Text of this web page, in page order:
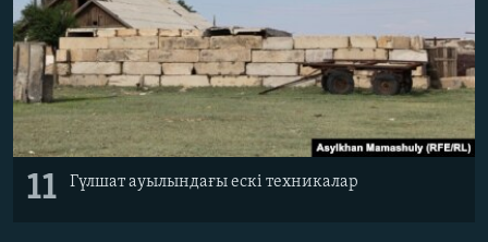
11 Гүлшат ауылындағы ескі техникалар